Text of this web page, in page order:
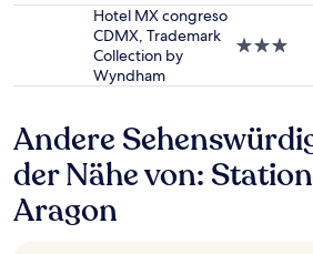
Es
zusätzliche
Bedingungen
gelten.
Hotel MX congreso
CDMX, Trademark
Collection by
Wyndham
3.0-
Unterkunft
Andere
der Nähe von:
Aragon